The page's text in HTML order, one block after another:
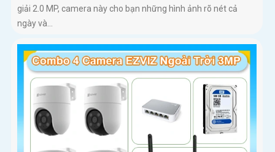
giải 2.0 MP, camera này cho bạn những hình ảnh rõ nét cả
ngày và...